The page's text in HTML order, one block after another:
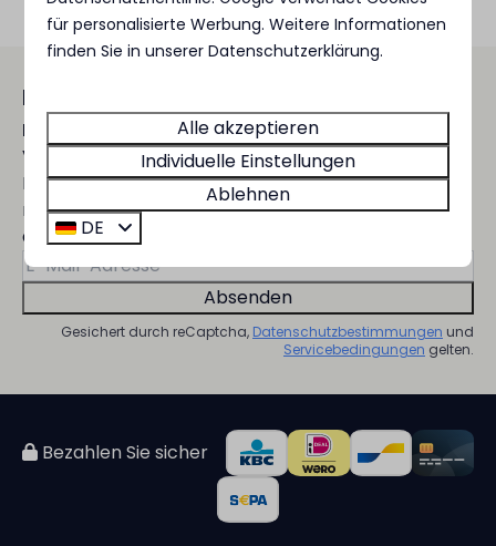
Bleiben Sie immer auf dem
neusten Stand! 😃
Verpassen Sie keine Neuigkeiten!
Erhalten Sie mit dem Newsletter
monatlich Angebote, Neuigkeiten über
den Park und nützliche Tipps.
Absenden
Gesichert durch reCaptcha, Datenschutzbestimmungen und
Servicebedingungen gelten.
Bezahlen Sie sicher
für personalisierte Werbung. Weitere Informationen
finden Sie in unserer Datenschutzerklärung.
Alle akzeptieren
Individuelle Einstellungen
Ablehnen
DE